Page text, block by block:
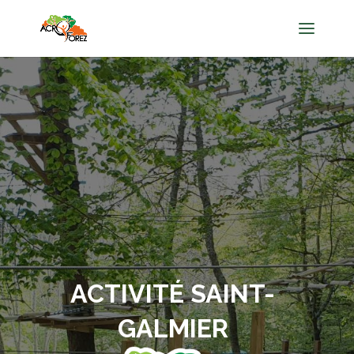
ACTIVITÉ SAINT-
GALMIER